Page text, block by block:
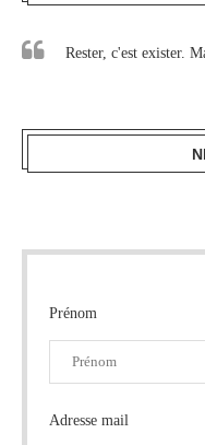
Rester, c'est exister.
Prénom
Adresse mail